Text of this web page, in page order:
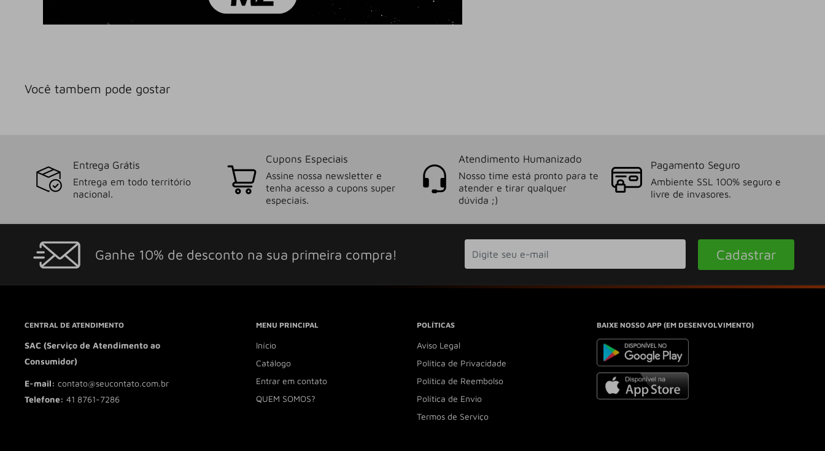
Você tambem pode gostar
Entrega Grátis
Entrega em todo território
nacional.
Cupons Especiais
Assine nossa newsletter e
tenha acesso a cupons super
especiais.
Atendimento Humanizado
Nosso time está pronto para te
atender e tirar qualquer
dúvida ;)
Pagamento Seguro
Ambiente SSL 100% seguro e
livre de invasores.
Ganhe 10% de desconto na sua primeira compra! Cadastrar
CENTRAL DE ATENDIMENTO
SAC (Serviço de Atendimento ao
Consumidor)
E-mail: contato@seucontato.com.br
Telefone: 41 8761-7286
MENU PRINCIPAL
Início
Catálogo
Entrar em contato
QUEM SOMOS?
POLÍTICAS
Aviso Legal
Política de Privacidade
Política de Reembolso
Política de Envio
Termos de Serviço
BAIXE NOSSO APP (EM DESENVOLVIMENTO)